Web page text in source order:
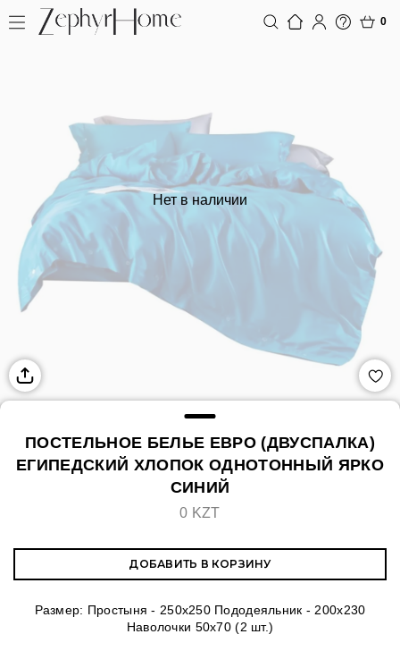
0
Нет в наличии
ПОСТЕЛЬНОЕ БЕЛЬЕ ЕВРО (ДВУСПАЛКА)
ЕГИПЕДСКИЙ ХЛОПОК ОДНОТОННЫЙ ЯРКО
СИНИЙ
0 KZT
ДОБАВИТЬ В КОРЗИНУ
Размер: Простыня - 250х250 Пододеяльник - 200х230
Наволочки 50х70 (2 шт.)